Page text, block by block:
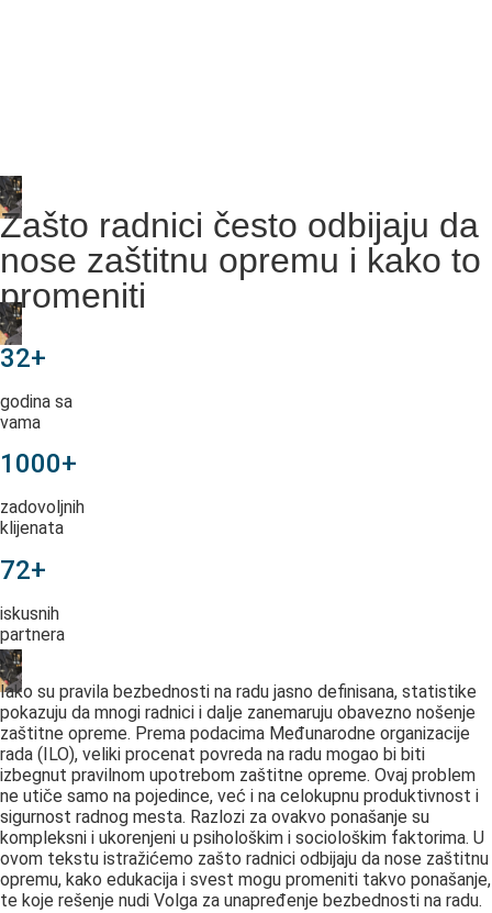
Zašto radnici često odbijaju da
nose zaštitnu opremu i kako to
promeniti
32+
godina sa
vama
1000+
zadovoljnih
klijenata
72+
iskusnih
partnera
Iako su pravila bezbednosti na radu jasno definisana, statistike
pokazuju da mnogi radnici i dalje zanemaruju obavezno nošenje
zaštitne opreme. Prema podacima Međunarodne organizacije
rada (ILO), veliki procenat povreda na radu mogao bi biti
izbegnut pravilnom upotrebom zaštitne opreme. Ovaj problem
ne utiče samo na pojedince, već i na celokupnu produktivnost i
sigurnost radnog mesta. Razlozi za ovakvo ponašanje su
kompleksni i ukorenjeni u psihološkim i sociološkim faktorima. U
ovom tekstu istražićemo zašto radnici odbijaju da nose zaštitnu
opremu, kako edukacija i svest mogu promeniti takvo ponašanje,
te koje rešenje nudi Volga za unapređenje bezbednosti na radu.